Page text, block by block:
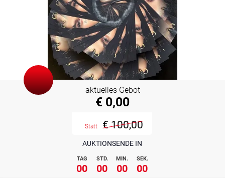
AUKTIONSENDE IN
TAG STD. MIN. SEK.
00 00 00 00
aktuelles Gebot
€ 0,00
Statt € 100,00